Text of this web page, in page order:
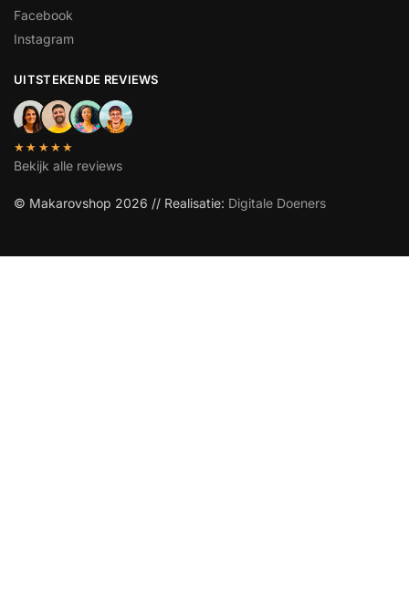
Facebook
Instagram
UITSTEKENDE REVIEWS
★★★★★
Bekijk alle reviews
© Makarovshop 2026 // Realisatie: Digitale Doeners